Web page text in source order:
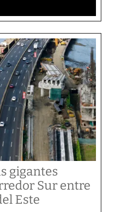
gigantes
Sur entre
Este